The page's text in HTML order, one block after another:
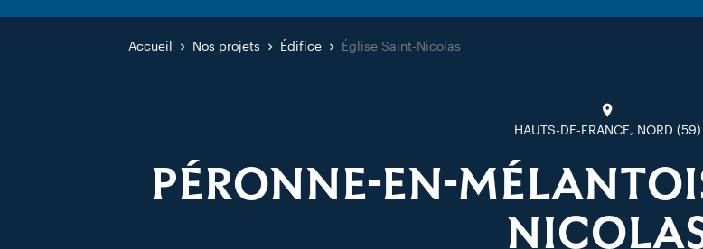
Accueil Nos projets Édifice Église Saint-Nicolas
HAUTS-DE-FRANCE, NORD (59)
PÉRONNE-EN-